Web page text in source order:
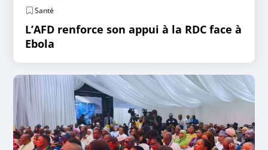
Santé
L’AFD renforce son appui à la RDC face à
Ebola